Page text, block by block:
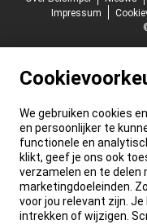
Impressum
We gebruiken cookies
en persoonlijker te
functionele en
klikt, geef je ons ook
verzamelen en te delen
marketingdoeleinden.
voor jou relevant zijn.
intrekken of wijzigen.